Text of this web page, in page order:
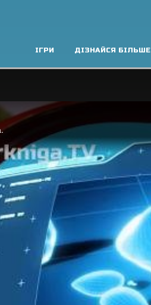
ІГРИ ДІЗНАЙСЯ БІЛЬШЕ